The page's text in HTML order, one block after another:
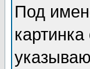
Под